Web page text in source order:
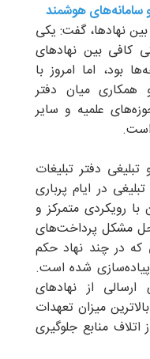
سامانه‌های هوشمند
بین نهادها، گفت: یکی
کافی بین نهادهای
بود، اما امروز با
همکاری میان دفتر
علمیه و سایر
است.
دفتر تبلیغات
در ایام پرباری
رویکردی متمرکز و
حل مشکل پرداخت‌های
که در چند نهاد حکم
پیاده‌سازی شده است.
از نهادهای
میزان تعهدات
منابع جلوگیری